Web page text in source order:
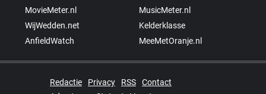
MovieMeter.nl
MusicMeter.nl
WijWedden.net
Kelderklasse
AnfieldWatch
MeeMetOranje.nl
Redactie Privacy RSS
Contact